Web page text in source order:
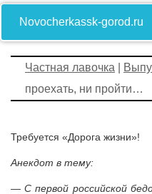
Novocherkassk-gorod.ru
Частная лавочка
проехать, ни пройти…
Требуется «Дорога жизни»!
Анекдот в тему:
— С первой российской